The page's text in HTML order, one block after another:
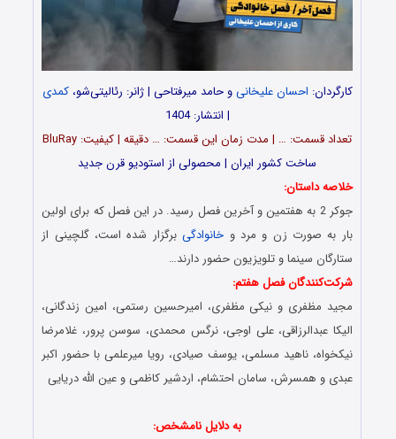
کارگردان: احسان علیخانیو حامد میرفتاحی | ژانر: رئالیتی‌شو،کمدی
| انتشار: 1404
تعداد قسمت‌: … | مدت زمان این قسمت: … دقیقه | کیفیت: BluRay
ساخت کشور ایران | محصولی از استودیو قرن جدید
خلاصه داستان:
جوکر 2 به هفتمین و آخرین فصل رسید. در این فصل که برای اولین
بار به صورت زن و مرد و خانوادگیبرگزار شده است، گلچینی از
ستارگان سینما و تلویزیون حضور دارند…
شرکت‌کنندگان فصل هفتم:
مجید مظفری و نیکی مظفری، امیرحسین رستمی، امین زندگانی،
الیکا عبدالرزاقی، علی اوجی، نرگس محمدی، سوسن پرور، غلامرضا
نیکخواه، ناهید مسلمی، یوسف صیادی، رویا میرعلمی با حضور اکبر
عبدی و همسرش، سامان احتشام، اردشیر کاظمی و عین الله دریایی
به دلایل نامشخص: